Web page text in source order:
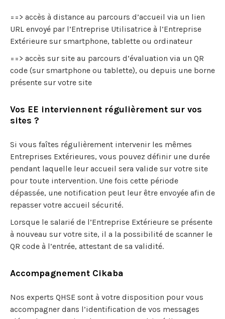
==> accès à distance au parcours d’accueil via un lien
URL envoyé par l’Entreprise Utilisatrice à l’Entreprise
Extérieure sur smartphone, tablette ou ordinateur
==> accès sur site au parcours d’évaluation via un QR
code (sur smartphone ou tablette), ou depuis une borne
présente sur votre site
Vos EE interviennent régulièrement sur vos
sites ?
Si vous faîtes régulièrement intervenir les mêmes
Entreprises Extérieures, vous pouvez définir une durée
pendant laquelle leur accueil sera valide sur votre site
pour toute intervention. Une fois cette période
dépassée, une notification peut leur être envoyée afin de
repasser votre accueil sécurité.
Lorsque le salarié de l’Entreprise Extérieure se présente
à nouveau sur votre site, il a la possibilité de scanner le
QR code à l’entrée, attestant de sa validité.
Accompagnement Cikaba
Nos experts QHSE sont à votre disposition pour vous
accompagner dans l’identification de vos messages